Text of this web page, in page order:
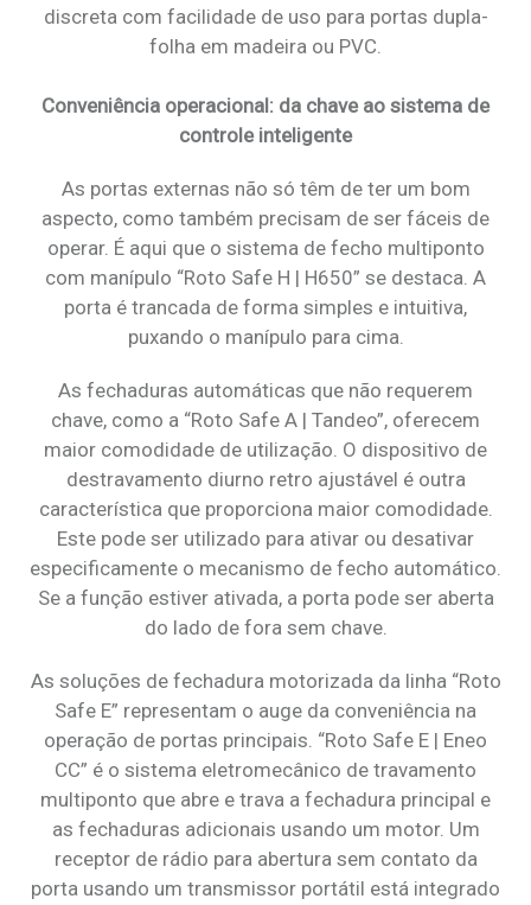
discreta com facilidade de uso para portas dupla-
folha em madeira ou PVC.
Conveniência operacional: da chave ao sistema de
controle inteligente
As portas externas não só têm de ter um bom
aspecto, como também precisam de ser fáceis de
operar. É aqui que o sistema de fecho multiponto
com manípulo “Roto Safe H | H650” se destaca. A
porta é trancada de forma simples e intuitiva,
puxando o manípulo para cima.
As fechaduras automáticas que não requerem
chave, como a “Roto Safe A | Tandeo”, oferecem
maior comodidade de utilização. O dispositivo de
destravamento diurno retro ajustável é outra
característica que proporciona maior comodidade.
Este pode ser utilizado para ativar ou desativar
especificamente o mecanismo de fecho automático.
Se a função estiver ativada, a porta pode ser aberta
do lado de fora sem chave.
As soluções de fechadura motorizada da linha “Roto
Safe E” representam o auge da conveniência na
operação de portas principais. “Roto Safe E | Eneo
CC” é o sistema eletromecânico de travamento
multiponto que abre e trava a fechadura principal e
as fechaduras adicionais usando um motor. Um
receptor de rádio para abertura sem contato da
porta usando um transmissor portátil está integrado